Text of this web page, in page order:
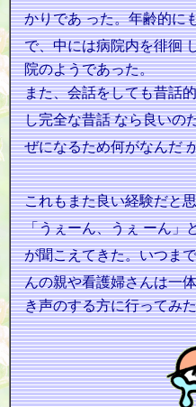
かりであった。年齢的に
で、中には病院内を徘徊
院のようであった。
また、会話をしても昔話
し完全な昔話なら良いの
ぜになるため何がなんだ
これもまた良い経験だと
「うぇーん、うぇーん」
が聞こえてきた。いつま
んの親や看護婦さんは一
き声のする方に行ってみ